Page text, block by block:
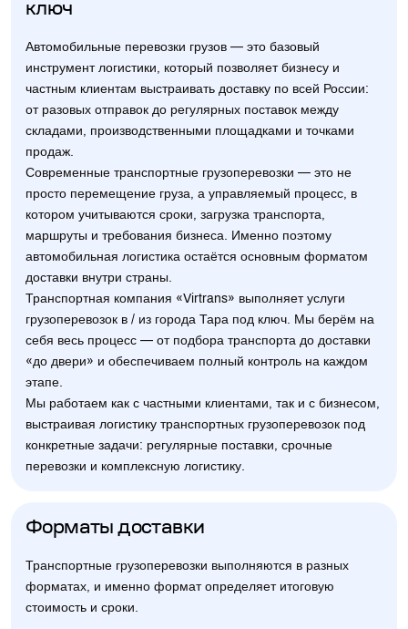
ключ
Автомобильные перевозки грузов — это базовый
инструмент логистики, который позволяет бизнесу и
частным клиентам выстраивать доставку по всей России:
от разовых отправок до регулярных поставок между
складами, производственными площадками и точками
продаж.
Современные транспортные грузоперевозки — это не
просто перемещение груза, а управляемый процесс, в
котором учитываются сроки, загрузка транспорта,
маршруты и требования бизнеса. Именно поэтому
автомобильная логистика остаётся основным форматом
доставки внутри страны.
Транспортная компания «Virtrans» выполняет услуги
грузоперевозок в / из города Тара под ключ. Мы берём на
себя весь процесс — от подбора транспорта до доставки
«до двери» и обеспечиваем полный контроль на каждом
этапе.
Мы работаем как с частными клиентами, так и с бизнесом,
выстраивая логистику транспортных грузоперевозок под
конкретные задачи: регулярные поставки, срочные
перевозки и комплексную логистику.
Форматы доставки
Транспортные грузоперевозки выполняются в разных
форматах, и именно формат определяет итоговую
стоимость и сроки.